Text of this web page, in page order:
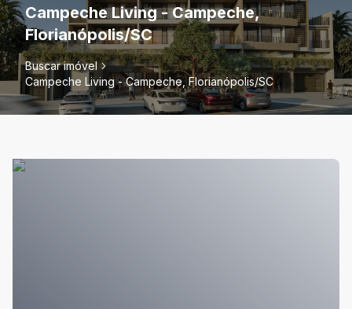
Campeche Living - Campeche,
Florianópolis/SC
Buscar imóvel
Campeche Living - Campeche, Florianópolis/SC